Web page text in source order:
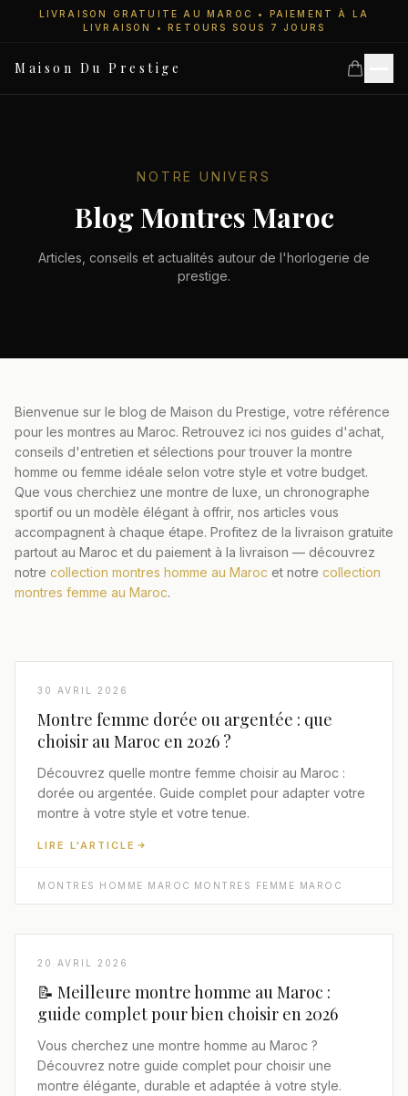
LIVRAISON GRATUITE AU MAROC • PAIEMENT À LA
LIVRAISON • RETOURS SOUS 7 JOURS
Maison Du Prestige
Montres Homme
DÉCOUVRIR NOS MONTRES PREMIUM AU MAROC
NOTRE UNIVERS
Blog Montres Maroc
Articles, conseils et actualités autour de l'horlogerie de
prestige.
Bienvenue sur le blog de Maison du Prestige, votre référence
pour les montres au Maroc. Retrouvez ici nos guides d'achat,
conseils d'entretien et sélections pour trouver la montre
homme ou femme idéale selon votre style et votre budget.
Que vous cherchiez une montre de luxe, un chronographe
sportif ou un modèle élégant à offrir, nos articles vous
accompagnent à chaque étape. Profitez de la livraison gratuite
partout au Maroc et du paiement à la livraison — découvrez
notre collection montres homme au Maroc et notre collection
montres femme au Maroc.
30 AVRIL 2026
Montre femme dorée ou argentée : que
choisir au Maroc en 2026 ?
Découvrez quelle montre femme choisir au Maroc :
dorée ou argentée. Guide complet pour adapter votre
montre à votre style et votre tenue.
LIRE L'ARTICLE
MONTRES HOMME MAROC MONTRES FEMME MAROC
20 AVRIL 2026
📝 Meilleure montre homme au Maroc :
guide complet pour bien choisir en 2026
Vous cherchez une montre homme au Maroc ?
Découvrez notre guide complet pour choisir une
montre élégante, durable et adaptée à votre style.